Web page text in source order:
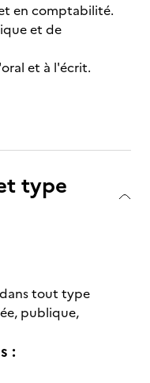
en comptabilité.
et de
et à l'écrit.
type
tout type
publique,
: